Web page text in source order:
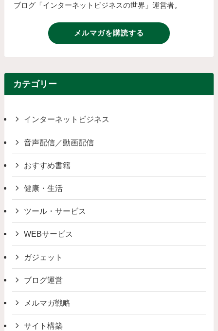
ブログ「インターネットビジネスの世界」運営者。
メルマガを購読する
カテゴリー
インターネットビジネス
音声配信／動画配信
おすすめ書籍
健康・生活
ツール・サービス
WEBサービス
ガジェット
ブログ運営
メルマガ戦略
サイト構築